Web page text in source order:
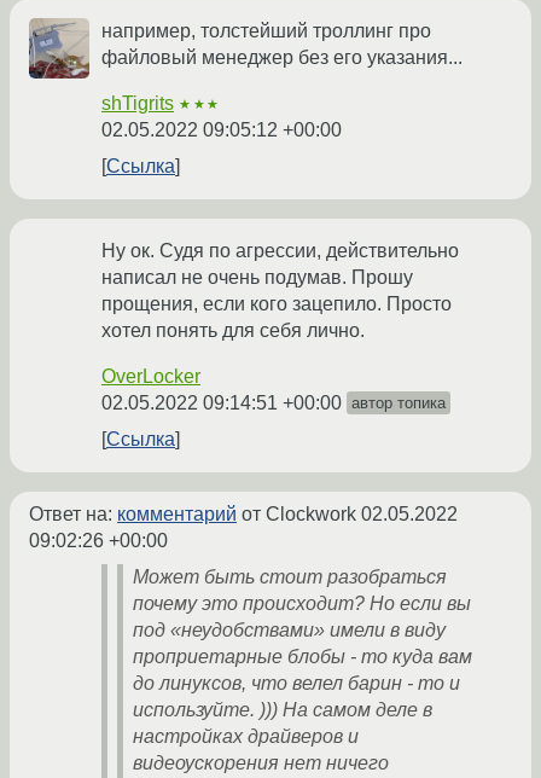
например, толстейший троллинг про
файловый менеджер без его указания...
shTigrits ★★★
02.05.2022 09:05:12 +00:00
Ссылка
Ну ок. Судя по агрессии, действительно
написал не очень подумав. Прошу
прощения, если кого зацепило. Просто
хотел понять для себя лично.
OverLocker
02.05.2022 09:14:51 +00:00 автор топика
Ссылка
Ответ на: комментарий от Clockwork 02.05.2022
09:02:26 +00:00
Может быть стоит разобраться
почему это происходит? Но если вы
под «неудобствами» имели в виду
проприетарные блобы - то куда вам
до линуксов, что велел барин - то и
используйте. ))) На самом деле в
настройках драйверов и
видеоускорения нет ничего